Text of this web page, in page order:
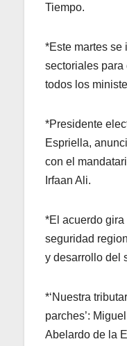
Tiempo.
*Este martes se
sectoriales
todos los
*Presidente
Espriella,
con el
Irfaan Ali.
*El acuerdo
seguridad
y desarrollo del
*‘Nuestra
parches’:
Abelardo de la